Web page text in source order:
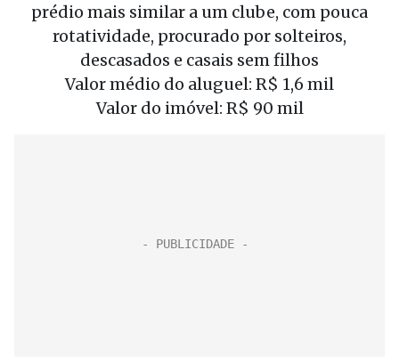
prédio mais similar a um clube, com pouca
rotatividade, procurado por solteiros,
descasados e casais sem filhos
Valor médio do aluguel: R$ 1,6 mil
Valor do imóvel: R$ 90 mil